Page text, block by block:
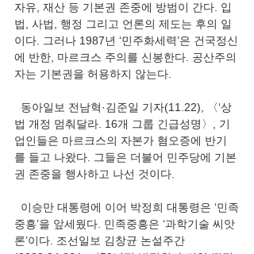
자유, 재산 등 기본권 존중에 방범이 간다. 입
법, 사법, 행정 그리고 언론의 제도는 후의 일
이다. 그러나 1987년 ‘민주화세력’은 건국정신
에 반한, 마르크스 주의를 신봉한다. 공산주의
자는 기본권을 허용하지 않는다.
동아일보 전남혁·김준일 기자(11.22), 〈‘상
법 개정 멈춰달라. 16개 그룹 긴급성명〉, 기
업인들은 마르크스의 자본가 혐오증에 반기
를 들고 나왔다. 그들은 더불어 민주당에 기본
권 존중을 행사하고 나선 것이다.
이승만 대통령에 이어 박정희 대통령은 ‘민족
중흥’을 앞세웠다. 민족중흥은 ‘과학기술 씨앗
론’이다. 조선일보 김창균 논설주간